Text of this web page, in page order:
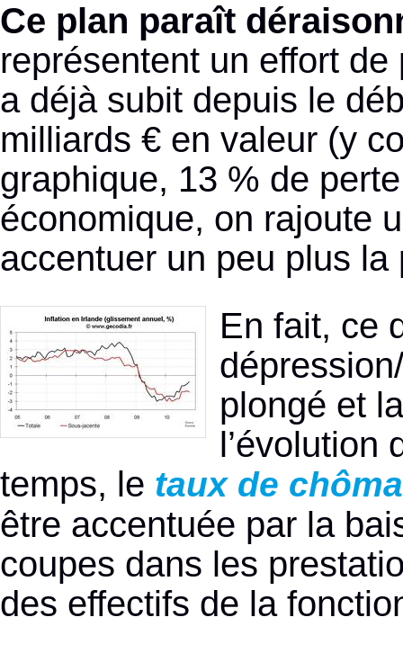
Ce plan paraît
représentent un effort
a déjà subit depuis le
milliards € en valeur (y
graphique, 13 % de
économique, on rajoute
accentuer un peu plus la
En fait, ce
plongé et
l’évolution
temps, le taux de
être accentuée par la
coupes dans les
des effectifs de la